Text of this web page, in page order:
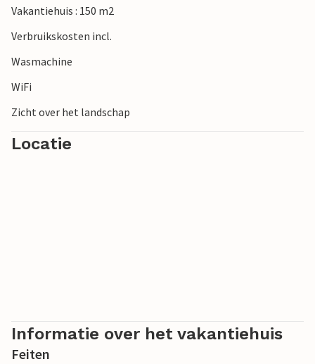
Vakantiehuis : 150 m2
Verbruikskosten incl.
Wasmachine
WiFi
Zicht over het landschap
Locatie
Informatie over het vakantiehuis
Feiten